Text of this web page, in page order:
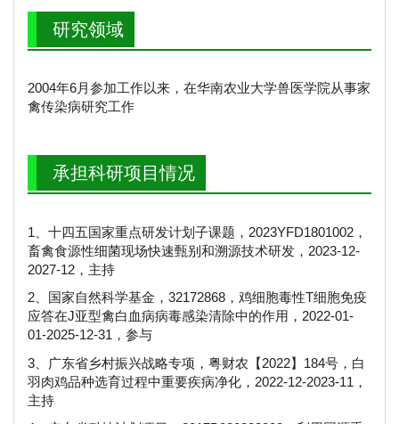
研究领域
2004年6月参加工作以来，在华南农业大学兽医学院从事家
禽传染病研究工作
承担科研项目情况
1、十四五国家重点研发计划子课题，2023YFD1801002，
畜禽食源性细菌现场快速甄别和溯源技术研发，2023-12-
2027-12，主持
2、国家自然科学基金，32172868，鸡细胞毒性T细胞免疫
应答在J亚型禽白血病病毒感染清除中的作用，2022-01-
01-2025-12-31，参与
3、广东省乡村振兴战略专项，粤财农【2022】184号，白
羽肉鸡品种选育过程中重要疾病净化，2022-12-2023-11，
主持